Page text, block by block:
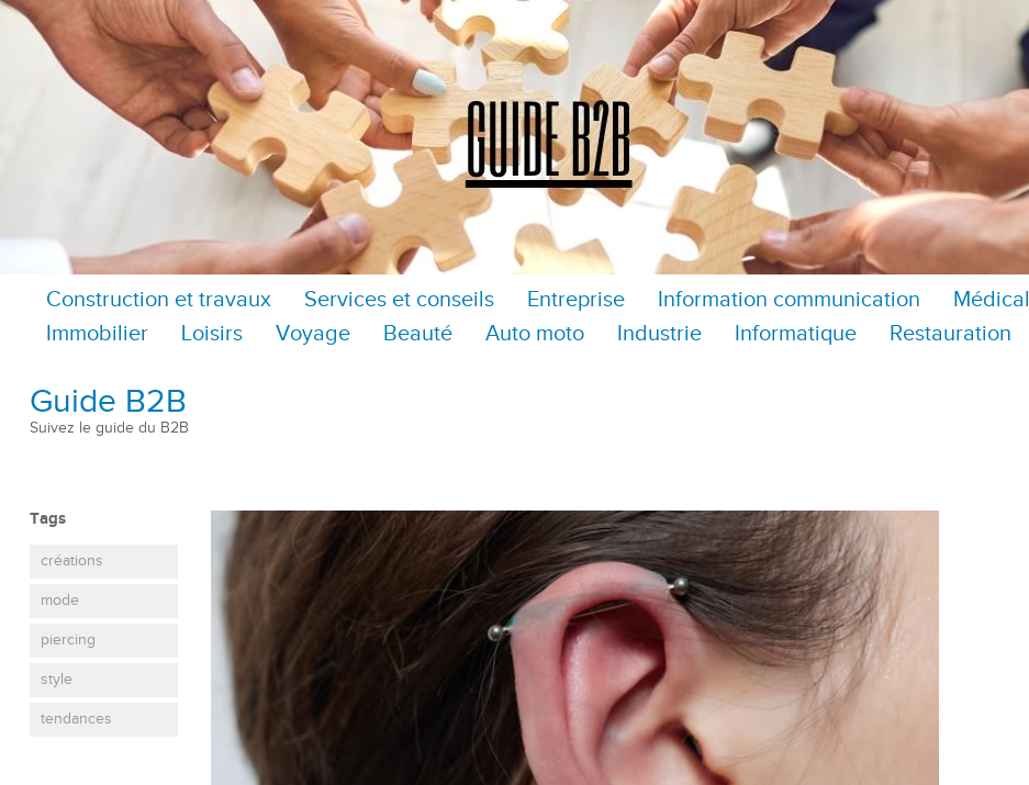
Construction et travaux Services et conseils Entreprise Information communication Médical
Immobilier
Loisirs Voyage Beauté Auto moto Industrie Informatique Restauration
Guide B2B
Suivez le guide du B2B
Tags
créations
mode
piercing
style
tendances